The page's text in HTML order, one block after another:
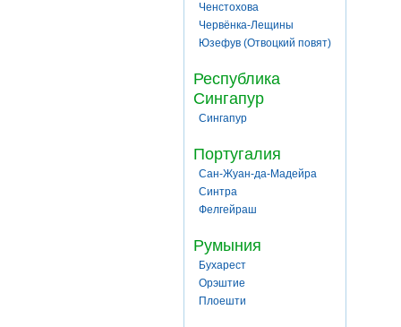
Ченстохова
Червёнка-Лещины
Юзефув (Отвоцкий повят)
Республика
Сингапур
Сингапур
Португалия
Сан-Жуан-да-Мадейра
Синтра
Фелгейраш
Румыния
Бухарест
Орэштие
Плоешти